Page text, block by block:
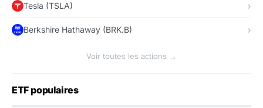
Tesla (TSLA)
Berkshire Hathaway (BRK.B)
Voir toutes les actions →
ETF populaires